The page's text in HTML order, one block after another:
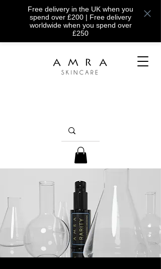
Free delivery in the UK when you
spend over £200 | Free delivery
worldwide when you spend over
£250